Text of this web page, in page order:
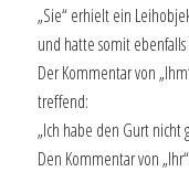
„Sie“ erhielt ein
und hatte somit
Der Kommentar von
treffend:
„Ich habe den Gurt nicht
Den Kommentar von